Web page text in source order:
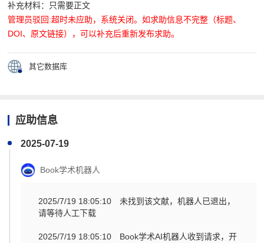
补充材料：只需要正文
管理员驳回:超时未应助，系统关闭。如求助信息不完整（标题、
DOI、原文链接），可以补充后重新发布求助。
其它数据库
应助信息
2025-07-19
Book学术机器人
2025/7/19 18:05:10
未找到该文献，机器人已退出，
请等待人工下载
2025/7/19 18:05:10
Book学术AI机器人收到请求，开